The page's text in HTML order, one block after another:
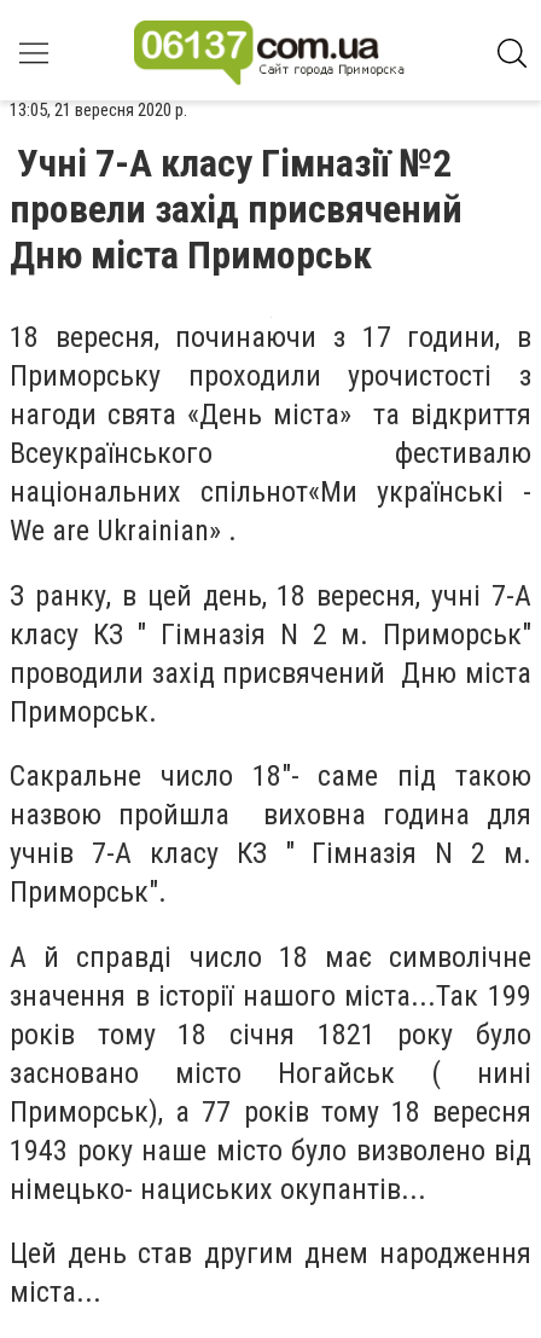
13:05, 21 вересня 2020 р.
Учні 7-А класу Гімназії №2
провели захід присвячений
Дню міста Приморськ
18 вересня, починаючи з 17 години, в
Приморську проходили урочистості з
нагоди свята «День міста» та відкриття
Всеукраїнського фестивалю
національних спільнот«Ми українські -
We are Ukrainian» .
З ранку, в цей день, 18 вересня, учні 7-А
класу КЗ " Гімназія N 2 м. Приморськ"
проводили захід присвячений Дню міста
Приморськ.
Сакральне число 18"- саме під такою
назвою пройшла виховна година для
учнів 7-А класу КЗ " Гімназія N 2 м.
Приморськ".
А й справді число 18 має символічне
значення в історії нашого міста...Так 199
років тому 18 січня 1821 року було
засновано місто Ногайськ ( нині
Приморськ), а 77 років тому 18 вересня
1943 року наше місто було визволено від
німецько- нациських окупантів...
Цей день став другим днем народження
міста...